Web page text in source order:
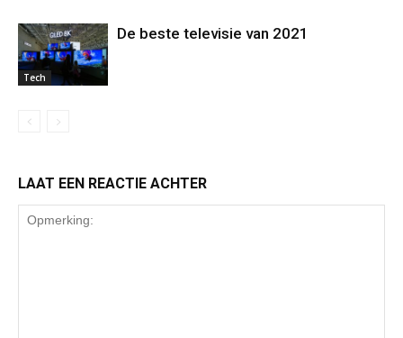
Tech
De beste televisie van 2021
LAAT EEN REACTIE ACHTER